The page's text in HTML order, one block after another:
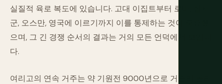
실질적 육로 복도에 있습니다. 고대 이집트부터 로마, 십자
군, 오스만, 영국에 이르기까지 이를 통제하는 것이 중요했
으며, 그 긴 경쟁 순서의 결과는 거의 모든 언덕에서 보입니
다.
여리고의 연속 거주는 약 기원전 9000년으로 거슬러 올라